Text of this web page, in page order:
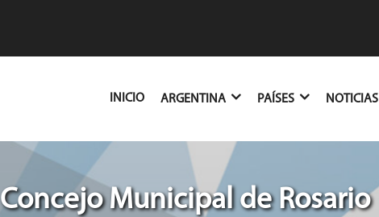
INICIO(CURRENT)
ARGENTINA PAÍSES NOTICIAS
Concejo Municipal de Rosario